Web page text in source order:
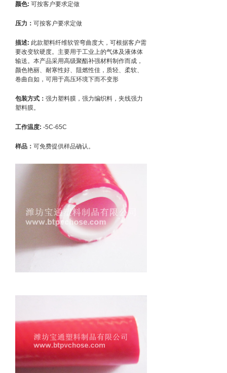
颜色: 可按客户要求定做
压力： 可按客户要求定做
描述: 此款塑料纤维软管弯曲度大，可根据客户需
要改变软硬度。主要用于工业上的气体及液体体
输送。本产品采用高级聚酯补强材料制作而成，
颜色艳丽、耐寒性好、阻燃性佳，质轻、柔软、
卷曲自如，可用于高压环境下而不变形
包装方式： 强力塑料膜，强力编织料，夹线强力
塑料膜。
工作温度: -5C-65C
样品： 可免费提供样品确认。